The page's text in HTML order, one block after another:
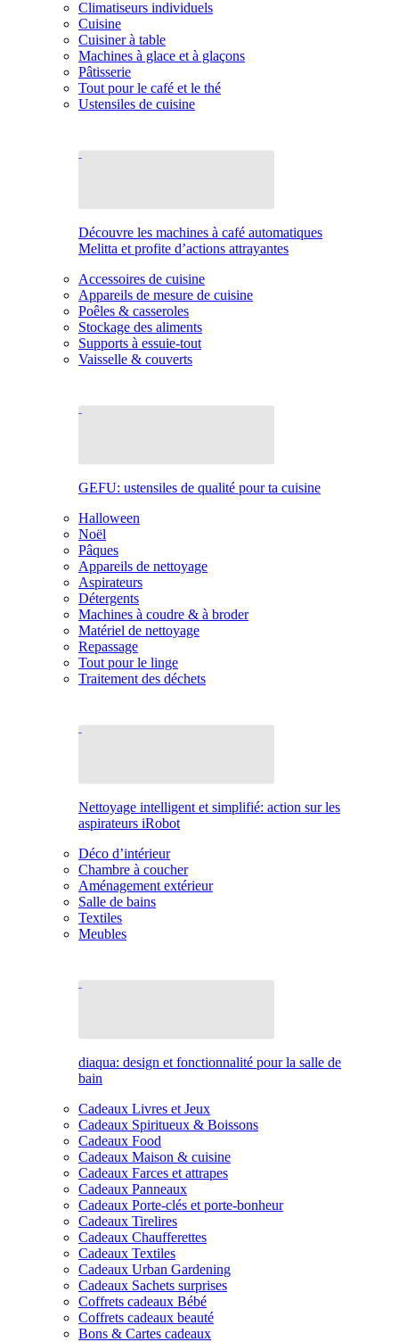
Climatiseurs individuels
Cuisine
Cuisiner à table
Machines à glace et à glaçons
Pâtisserie
Tout pour le café et le thé
Ustensiles de cuisine
Découvre les machines à café automatiques
Melitta et profite d’actions attrayantes
Accessoires de cuisine
Appareils de mesure de cuisine
Poêles & casseroles
Stockage des aliments
Supports à essuie-tout
Vaisselle & couverts
GEFU: ustensiles de qualité pour ta cuisine
Halloween
Noël
Pâques
Appareils de nettoyage
Aspirateurs
Détergents
Machines à coudre & à broder
Matériel de nettoyage
Repassage
Tout pour le linge
Traitement des déchets
Nettoyage intelligent et simplifié: action sur les
aspirateurs iRobot
Déco d’intérieur
Chambre à coucher
Aménagement extérieur
Salle de bains
Textiles
Meubles
diaqua: design et fonctionnalité pour la salle de
bain
Cadeaux Livres et Jeux
Cadeaux Spiritueux & Boissons
Cadeaux Food
Cadeaux Maison & cuisine
Cadeaux Farces et attrapes
Cadeaux Panneaux
Cadeaux Porte-clés et porte-bonheur
Cadeaux Tirelires
Cadeaux Chaufferettes
Cadeaux Textiles
Cadeaux Urban Gardening
Cadeaux Sachets surprises
Coffrets cadeaux Bébé
Coffrets cadeaux beauté
Bons & Cartes cadeaux